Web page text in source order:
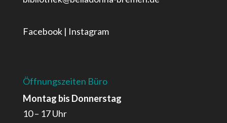
Facebook| Instagram
Öffnungszeiten Büro
Montag bis Donnerstag
10 – 17 Uhr